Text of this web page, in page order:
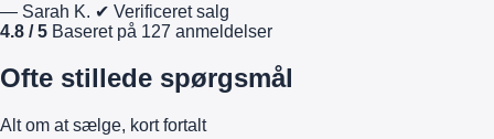
— Sarah K. ✔ Verificeret salg
4.8 / 5 Baseret på 127 anmeldelser
Ofte stillede spørgsmål
Alt om at sælge, kort fortalt